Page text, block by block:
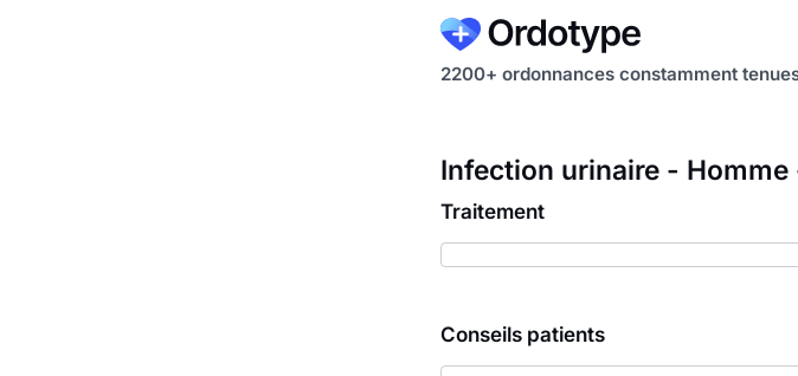
2200+ ordonnances constamment
Infection urinaire -
Traitement
Conseils patients